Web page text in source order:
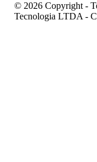
© 2026 Copyright -
Tecnologia LTDA -